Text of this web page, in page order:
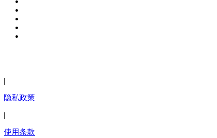
|
隐私政策
|
使用条款